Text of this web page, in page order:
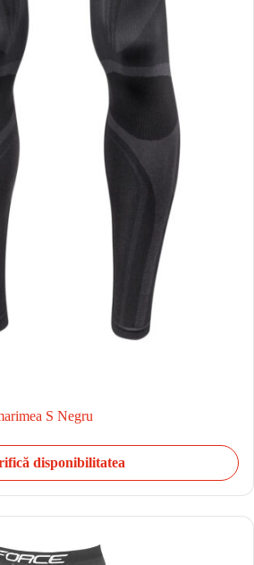
S Negru
disponibilitatea